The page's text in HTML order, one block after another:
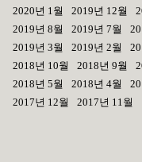
2020년 1월
2019년 12월
2019년 8월
2019년 7월
2019년 3월
2019년 2월
2018년 10월
2018년 9월
2018년 5월
2018년 4월
2017년 12월
2017년 11월